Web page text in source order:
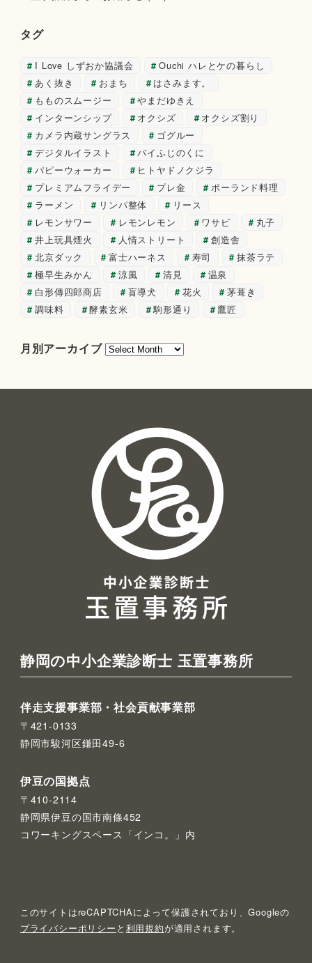
タグ
I Love しずおか協議会
Ouchi ハレとケの暮らし
あく抜き
おまち
はさみます。
もものスムージー
やまだゆきえ
インターンシップ
オクシズ
オクシズ割り
カメラ内蔵サングラス
ゴグルー
デジタルイラスト
バイふじのくに
パピーウォーカー
ヒトヤドノクジラ
プレミアムフライデー
プレ金
ポーランド料理
ラーメン
リンパ整体
リース
レモンサワー
レモンレモン ワサビ
丸子
井上玩具煙火
人情ストリート
創造舎
北京ダック
富士ハーネス 寿司
抹茶ラテ
極早生みかん
涼風 清見
温泉
白形傳四郎商店
盲導犬 花火
茅葺き
調味料
酵素玄米 駒形通り 鷹匠
月別アーカイブ 月
ブ
静岡の中小企業診断士 玉置事務所
伴走支援事業部・社会貢献事業部
〒421-0133
静岡市駿河区鎌田49-6
伊豆の国拠点
〒410-2114
静岡県伊豆の国市南條452
コワーキングスペース「インコ。」内
このサイトはreCAPTCHAによって保護されており、Googleの
プライバシーポリシー と 利用規約が適用されます。